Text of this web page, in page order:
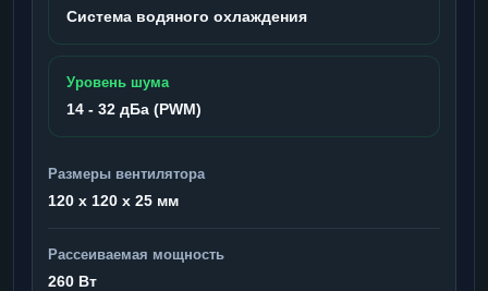
Система водяного охлаждения
Уровень шума
14 - 32 дБа (PWM)
Размеры вентилятора
120 x 120 x 25 мм
Рассеиваемая мощность
260 Вт